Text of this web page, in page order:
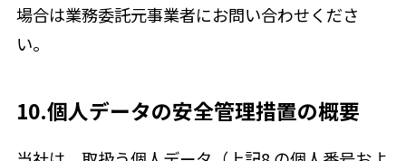
場合は業務委託元事業者にお問い合わせくださ
い。
10.個人データの安全管理措置の概要